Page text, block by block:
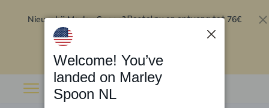
Nieuw bij Marley Spoon?Bestel nu en ontvang tot 76€
Welcome! You’ve
landed on Marley
Spoon NL